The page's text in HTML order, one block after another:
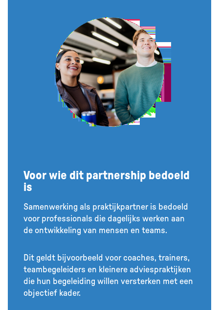
Voor wie dit partnership bedoeld
is
Samenwerking als praktijkpartner is bedoeld
voor professionals die dagelijks werken aan
de ontwikkeling van mensen en teams.
Dit geldt bijvoorbeeld voor coaches, trainers,
teambegeleiders en kleinere adviespraktijken
die hun begeleiding willen versterken met een
objectief kader.